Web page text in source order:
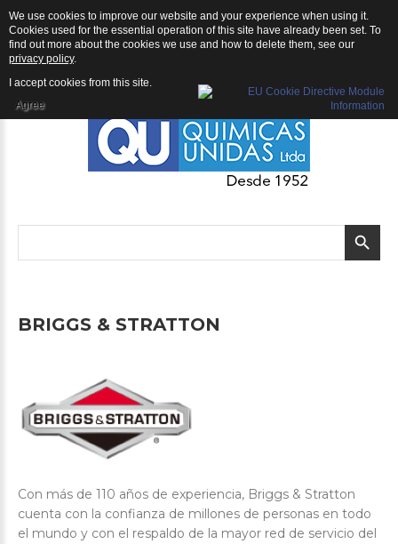
BRIGGS & STRATTON
Con más de 110 años de experiencia, Briggs & Stratton
cuenta con la confianza de millones de personas en todo
el mundo y con el respaldo de la mayor red de servicio del
We use cookies to improve our website and your experience when using it.
Cookies used for the essential operation of this site have already been set. To
find out more about the cookies we use and how to delete them, see our
privacy policy.
I accept cookies from this site.
Agree
Manufacturer Details Briggs & Stratton